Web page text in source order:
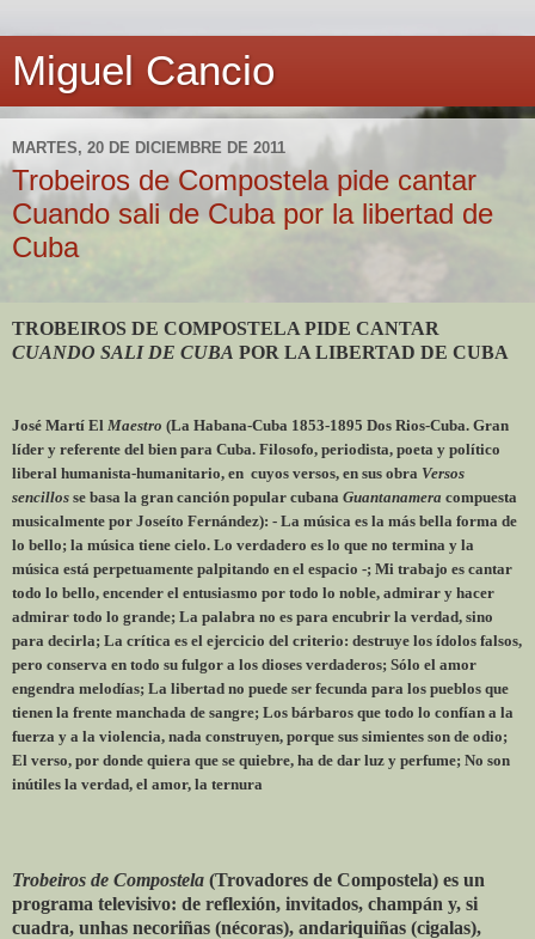
Miguel Cancio
MARTES, 20 DE DICIEMBRE DE 2011
Trobeiros de Compostela pide cantar
Cuando sali de Cuba por la libertad de
Cuba
TROBEIROS DE COMPOSTELA PIDE CANTAR
CUANDO SALI DE CUBA POR LA LIBERTAD DE CUBA
José Martí El Maestro (La Habana-Cuba 1853-1895 Dos Rios-Cuba. Gran
líder y referente del bien para Cuba. Filosofo, periodista, poeta y político
liberal humanista-humanitario, en cuyos versos, en sus obra Versos
sencillos se basa la gran canción popular cubana Guantanamera compuesta
musicalmente por Joseíto Fernández): - La música es la más bella forma de
lo bello; la música tiene cielo. Lo verdadero es lo que no termina y la
música está perpetuamente palpitando en el espacio -; Mi trabajo es cantar
todo lo bello, encender el entusiasmo por todo lo noble, admirar y hacer
admirar todo lo grande; La palabra no es para encubrir la verdad, sino
para decirla; La crítica es el ejercicio del criterio: destruye los ídolos falsos,
pero conserva en todo su fulgor a los dioses verdaderos; Sólo el amor
engendra melodías; La libertad no puede ser fecunda para los pueblos que
tienen la frente manchada de sangre; Los bárbaros que todo lo confían a la
fuerza y a la violencia, nada construyen, porque sus simientes son de odio;
El verso, por donde quiera que se quiebre, ha de dar luz y perfume; No son
inútiles la verdad, el amor, la ternura
Trobeiros de Compostela (Trovadores de Compostela) es un
programa televisivo: de reflexión, invitados, champán y, si
cuadra, unhas necoriñas (nécoras), andariquiñas (cigalas),